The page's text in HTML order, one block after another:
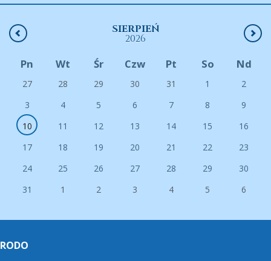
SIERPIEŃ
2026
Pn Wt Śr Czw Pt So Nd
27 28 29 30 31 1
2
3
4 5 6 7 8
9
10
11 12 13 14 15
16
17
18 19 20 21 22
23
24
25 26 27 28 29
30
31
1 2 3 4 5 6
RODO